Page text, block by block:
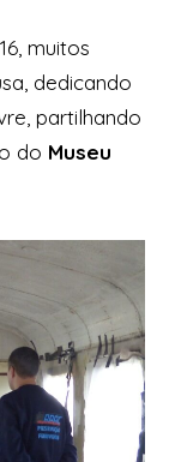
muitos
dedicando
partilhando
do Museu